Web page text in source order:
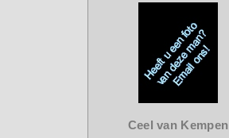
Ceel van Kempen